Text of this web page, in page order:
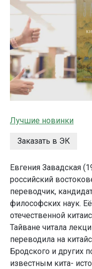
Лучшие новинки
Заказать в ЭК
Евгения Завадская
российский
переводчик,
философских наук.
отечественной
Тайване читала
переводила на
Бродского и других
известным кита-